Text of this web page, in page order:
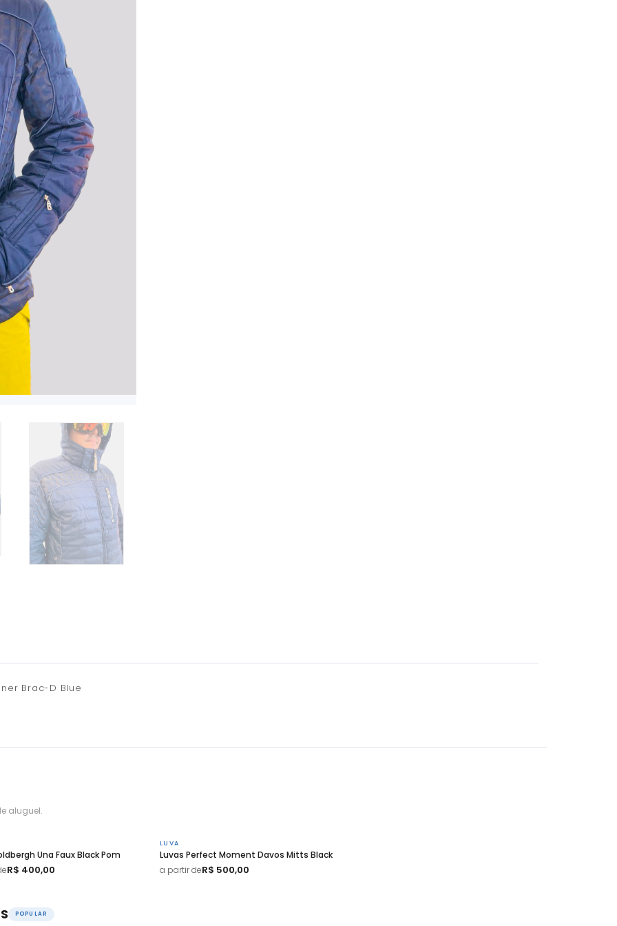
Brac-D Blue
aluguel.
Una Faux Black Pom
R$ 400,00
LUVA
Luvas Perfect Moment Davos Mitts Black
a partir deR$ 500,00
POPULAR